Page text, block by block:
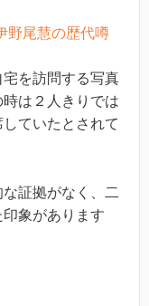
野尾慧の歴代噂
を訪問する写真
は２人きりでは
ていたとされて
証拠がなく、二
象があります